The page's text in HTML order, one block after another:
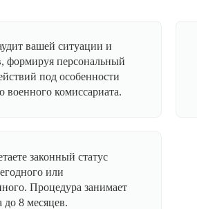
вашей ситуации и
формируя персональный
под особенности
военного комиссариата.
законный статус
или
Процедура занимает
до 8 месяцев.